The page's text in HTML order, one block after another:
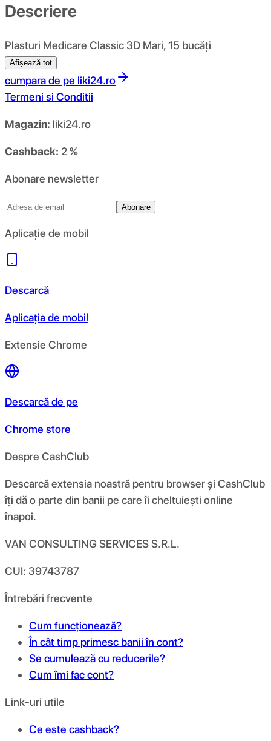
Descriere
Plasturi Medicare Classic 3D Mari, 15 bucăți
Afișează tot
cumpara de pe liki24.ro
Termeni si Conditii
Magazin: liki24.ro
Cashback: 2 %
Abonare newsletter
Abonare
Aplicație de mobil
Descarcă
Aplicația de mobil
Extensie Chrome
Descarcă de pe
Chrome store
Despre CashClub
Descarcă extensia noastră pentru browser și CashClub
îți dă o parte din banii pe care îi cheltuiești online
înapoi.
VAN CONSULTING SERVICES S.R.L.
CUI: 39743787
Întrebări frecvente
Cum funcționează?
În cât timp primesc banii în cont?
Se cumulează cu reducerile?
Cum îmi fac cont?
Link-uri utile
Ce este cashback?